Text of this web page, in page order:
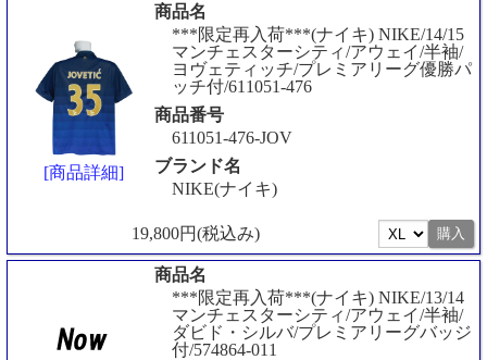
[商品詳細]
商品名
***限定再入荷***(ナイキ) NIKE/14/15
マンチェスターシティ/アウェイ/半袖/
ヨヴェティッチ/プレミアリーグ優勝パ
ッチ付/611051-476
商品番号
611051-476-JOV
ブランド名
NIKE(ナイキ)
19,800円(税込み)
商品名
***限定再入荷***(ナイキ) NIKE/13/14
マンチェスターシティ/アウェイ/半袖/
ダビド・シルバ/プレミアリーグバッジ
付/574864-011